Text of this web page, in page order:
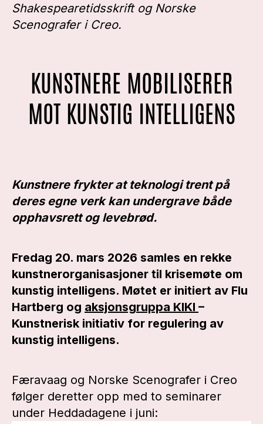
Shakespearetidsskrift og Norske
Scenografer i Creo.
KUNSTNERE MOBILISERER
MOT KUNSTIG INTELLIGENS
Kunstnere frykter at teknologi trent på
deres egne verk kan undergrave både
opphavsrett og levebrød.
Fredag 20. mars 2026 samles en rekke
kunstnerorganisasjoner til krisemøte om
kunstig intelligens. Møtet er initiert av Flu
Hartberg og aksjonsgruppa KIKI –
Kunstnerisk initiativ for regulering av
kunstig intelligens.
Færavaag og Norske Scenografer i Creo
følger deretter opp med to seminarer
under Heddadagene i juni: